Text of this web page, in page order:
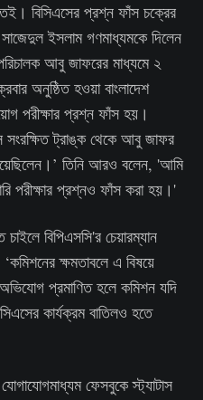
বিসিএসের প্রশ্ন ফাঁস চক্রের
ইসলাম গণমাধ্যমকে দিলেন
আবু জাফরের মাধ্যমে ২
অনুষ্ঠিত হওয়া বাংলাদেশ
পরীক্ষার প্রশ্ন ফাঁস হয়।
ট্রাঙ্ক থেকে আবু জাফর
তিনি আরও বলেন, 'আমি
পরীক্ষার প্রশ্নও ফাঁস করা হয়।'
বিপিএসসি'র চেয়ারম্যান
ক্ষমতাবলে এ বিষয়ে
প্রমাণিত হলে কমিশন যদি
কার্যক্রম বাতিলও হতে
ফেসবুকে স্ট্যাটাস